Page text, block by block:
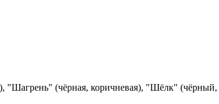
"Шагрень" (чёрная, коричневая), "Шёлк"